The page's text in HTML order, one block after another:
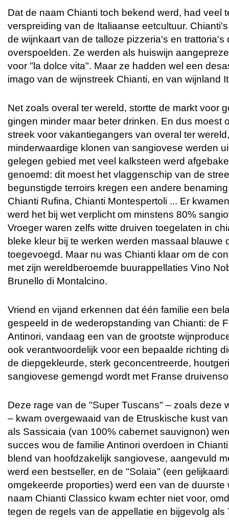
Dat de naam Chianti toch bekend werd, had veel
verspreiding van de Italiaanse eetcultuur.
de wijnkaart van de talloze pizzeria's en trattoria's
overspoelden. Ze werden als huiswijn
voor "la dolce vita". Maar ze hadden wel een
imago van de wijnstreek Chianti, en van wijnland
Net zoals overal ter wereld, stortte de markt voor
gingen minder maar beter drinken. En dus moest
streek voor vakantiegangers van overal ter
minderwaardige klonen van sangiovese werden
gelegen gebied met veel kalksteen werd
genoemd: dit moest het vlaggenschip van de
begunstigde terroirs kregen een andere
Chianti Rufina, Chianti Montespertoli ... Er
werd het bij wet verplicht om minstens 80%
Vroeger waren zelfs witte druiven toegelaten in
bleke kleur bij te werken werden massaal blauwe
toegevoegd. Maar nu was Chianti klaar om de
met zijn wereldberoemde buurappellaties Vino
Brunello di Montalcino.
Vriend en vijand erkennen dat één familie een
gespeeld in de wederopstanding van Chianti: de
Antinori, vandaag een van de grootste
ook verantwoordelijk voor een bepaalde richting
de diepgekleurde, sterk geconcentreerde,
sangiovese gemengd wordt met Franse
Deze rage van de "Super Tuscans" – zoals deze
– kwam overgewaaid van de Etruskische kust
als Sassicaia (van 100% cabernet sauvignon)
succes wou de familie Antinori overdoen in
blend van hoofdzakelijk sangiovese, aangevuld
werd een bestseller, en de "Solaia" (een
omgekeerde proporties) werd een van de duurste
naam Chianti Classico kwam echter niet voor,
tegen de regels van de appellatie en bijgevolg als